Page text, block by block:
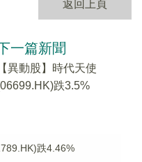
返回上頁
一篇新聞
【異動股】時代天使
跌3.5%
跌4.46%